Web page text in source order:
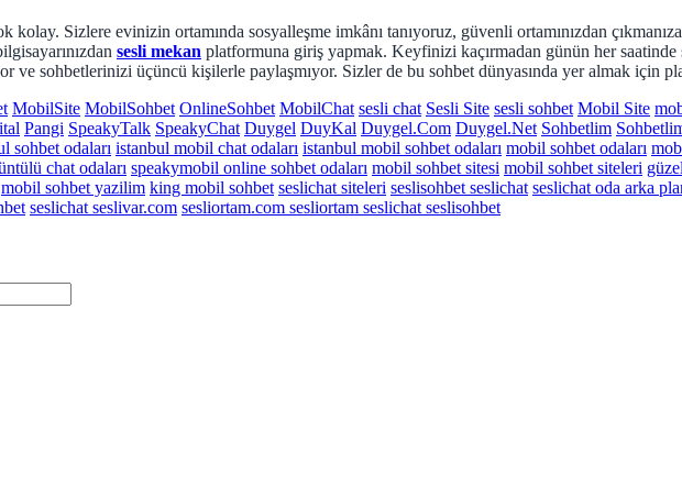
kolay. Sizlere evinizin ortamında sosyalleşme imkânı tanıyoruz, güvenli ortamınızdan
sesli mekan platformuna giriş yapmak. Keyfinizi kaçırmadan günün her
ve sohbetlerinizi üçüncü kişilerle paylaşmıyor. Sizler de bu sohbet dünyasında yer almak için
MobilSite MobilSohbet OnlineSohbet MobilChat sesli chat Sesli Site sesli sohbet Mobil Site
Pangi SpeakyTalk SpeakyChat Duygel DuyKal Duygel.Com Duygel.Net Sohbetlim
sohbet odaları istanbul mobil chat odaları istanbul mobil sohbet odaları mobil sohbet odaları
chat odaları speakymobil online sohbet odaları mobil sohbet sitesi mobil sohbet siteleri
mobil sohbet yazilim king mobil sohbet seslichat siteleri seslisohbet seslichat seslichat oda arka
seslichat seslivar.com sesliortam.com sesliortam seslichat seslisohbet